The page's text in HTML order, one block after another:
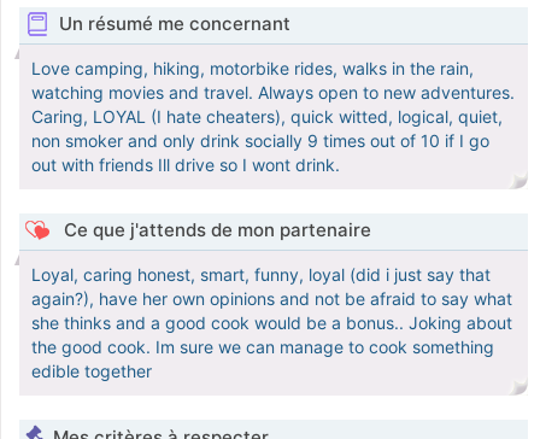
Un résumé me concernant
Love camping, hiking, motorbike rides, walks in the rain,
watching movies and travel. Always open to new adventures.
Caring, LOYAL (I hate cheaters), quick witted, logical, quiet,
non smoker and only drink socially 9 times out of 10 if I go
out with friends Ill drive so I wont drink.
Ce que j'attends de mon partenaire
Loyal, caring honest, smart, funny, loyal (did i just say that
again?), have her own opinions and not be afraid to say what
she thinks and a good cook would be a bonus.. Joking about
the good cook. Im sure we can manage to cook something
edible together